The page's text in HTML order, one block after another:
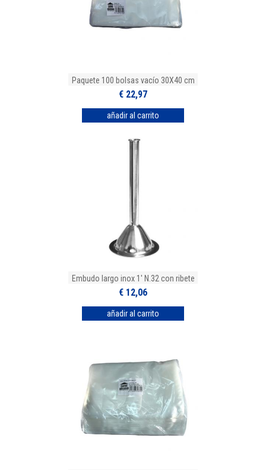
Paquete 100 bolsas vacío 30X40 cm
€ 22,97
Embudo largo inox 1' N.32 con ribete
€ 12,06